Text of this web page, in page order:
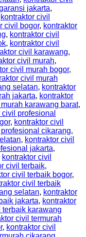
jakarta,
kontraktor civil
civil bogor, kontraktor
, kontraktor civil
, kontraktor civil
civil karawang,
civil murah,
civil murah bogor,
civil murah
selatan, kontraktor
jakarta, kontraktor
karawang barat,
civil profesional
, kontraktor civil
cikarang,
, kontraktor civil
jakarta,
kontraktor civil
civil terbaik,
civil terbaik bogor,
civil terbaik
selatan, kontraktor
jakarta, kontraktor
terbaik karawang
civil termurah
, kontraktor civil